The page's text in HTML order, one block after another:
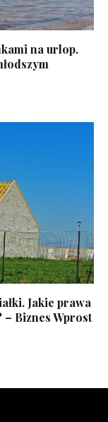
na urlop.
Jakie prawa
Biznes Wprost